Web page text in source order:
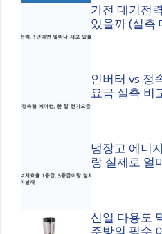
가전 대기전
있을까 (실측
인버터 vs 정
요금 실측 비
냉장고 에너
랑 실제로 얼
신일 다용도
주방의 필수